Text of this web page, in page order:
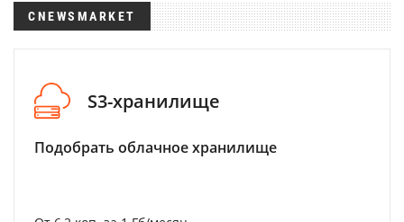
CNEWSMARKET
S3-хранилище
Подобрать облачное хранилище